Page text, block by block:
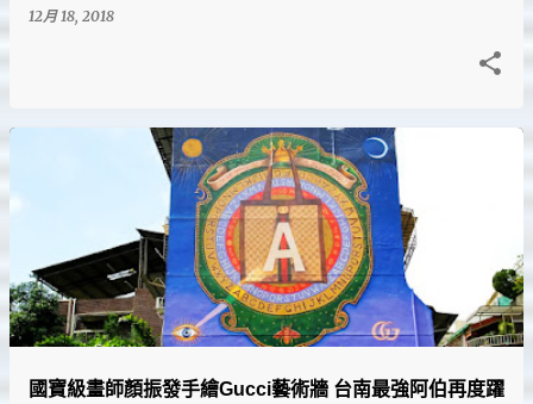
12月 18, 2018
國寶級畫師顏振發手繪Gucci藝術牆 台南最強阿伯再度躍